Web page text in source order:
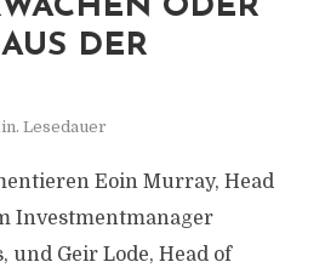
ODER
DER
Lesedauer
Eoin Murray, Head
Investmentmanager
und Geir Lode, Head of